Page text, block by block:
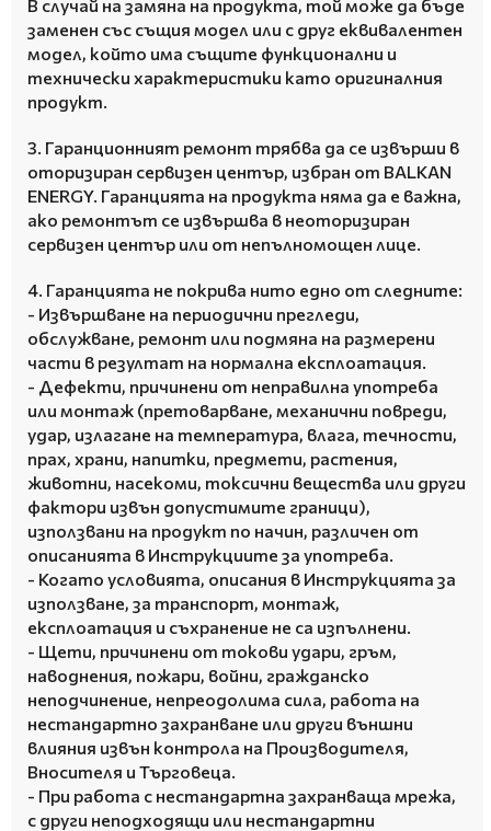
В случай на замяна на продукта, той може да бъде
заменен със същия модел или с друг еквивалентен
модел, който има същите функционални и
технически характеристики като оригиналния
продукт.
3. Гаранционният ремонт трябва да се извърши в
оторизиран сервизен център, избран от BALKAN
ENERGY. Гаранцията на продукта няма да е важна,
ако ремонтът се извършва в неоторизиран
сервизен център или от непълномощен лице.
4. Гаранцията не покрива нито едно от следните:
- Извършване на периодични прегледи,
обслужване, ремонт или подмяна на размерени
части в резултат на нормална експлоатация.
- Дефекти, причинени от неправилна употреба
или монтаж (претоварване, механични повреди,
удар, излагане на температура, влага, течности,
прах, храни, напитки, предмети, растения,
животни, насекоми, токсични вещества или други
фактори извън допустимите граници),
използвани на продукт по начин, различен от
описанията в Инструкциите за употреба.
- Когато условията, описания в Инструкцията за
използване, за транспорт, монтаж,
експлоатация и съхранение не са изпълнени.
- Щети, причинени от токови удари, гръм,
наводнения, пожари, войни, гражданско
неподчинение, непреодолима сила, работа на
нестандартно захранване или други външни
влияния извън контрола на Производителя,
Вносителя и Търговеца.
- При работа с нестандартна захранваща мрежа,
с други неподходящи или нестандартни